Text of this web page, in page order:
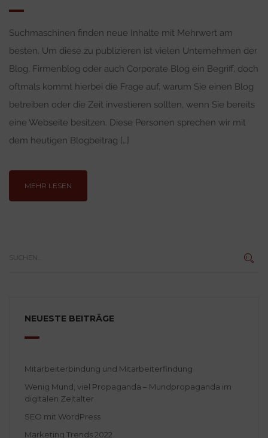
Suchmaschinen finden neue Inhalte mit Mehrwert am
besten. Um diese zu publizieren ist vielen Unternehmen der
Blog, Firmenblog oder auch Corporate Blog ein Begriff, doch
oftmals kommt hierbei die Frage auf, warum Sie einen Blog
betreiben oder die Zeit investieren sollten, wenn Sie bereits
eine Webseite besitzen. Diese Personen sprechen wir mit
dem heutigen Blogbeitrag […]
MEHR LESEN
NEUESTE BEITRÄGE
Mitarbeiterbindung und Mitarbeiterfindung
Wenig Mund, viel Propaganda – Mundpropaganda im
digitalen Zeitalter
SEO mit WordPress
Marketing Trends 2022